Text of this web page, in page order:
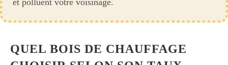
et polluent votre voisinage.
QUEL BOIS DE CHAUFFAGE